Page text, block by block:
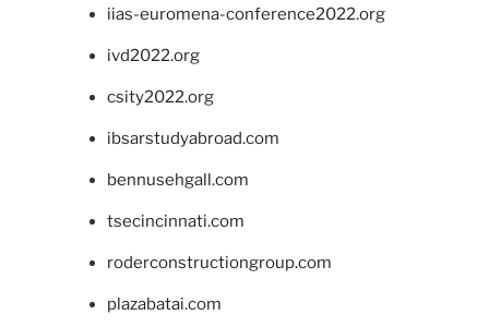
iias-euromena-conference2022.org
ivd2022.org
csity2022.org
ibsarstudyabroad.com
bennusehgall.com
tsecincinnati.com
roderconstructiongroup.com
plazabatai.com